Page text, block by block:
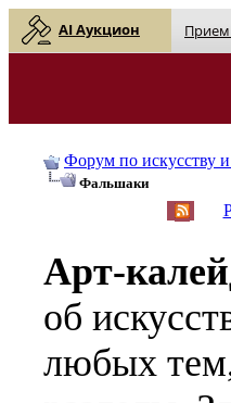
AI Аукцион Прием
Форум по искусству
Фальшаки
Арт-
об
любых